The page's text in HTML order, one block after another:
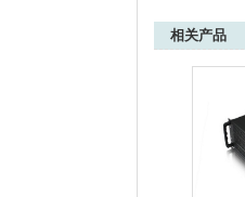
相关产品